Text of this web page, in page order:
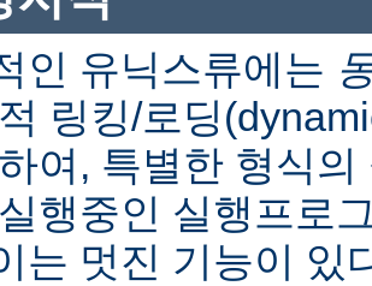
인 유닉스류에는
링킹/로딩
여, 특별한 형식
행중인 실행프로
는 멋진 기능이 있